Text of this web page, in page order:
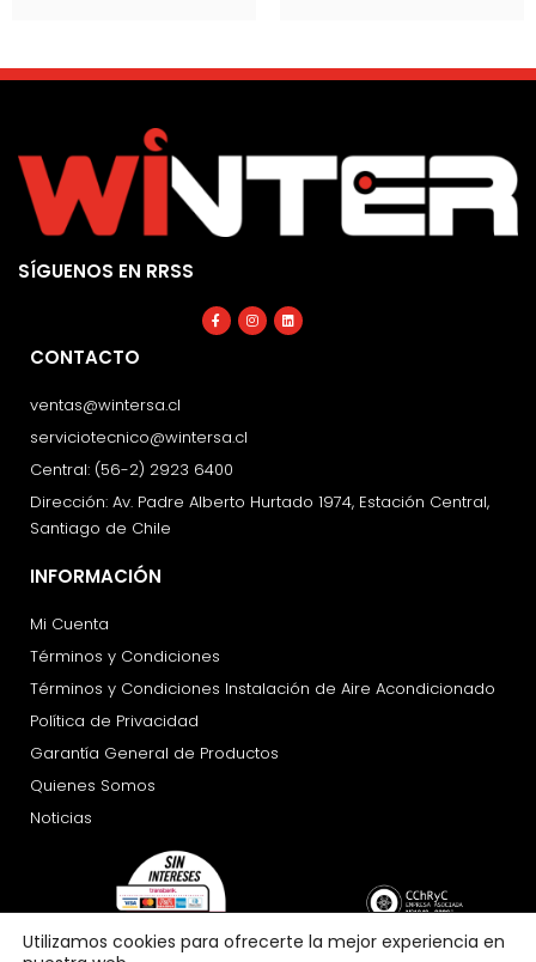
SÍGUENOS EN RRSS
Facebook-
f
Instagram
Linkedin
CONTACTO
ventas@wintersa.cl
serviciotecnico@wintersa.cl
Central: (56-2) 2923 6400
Dirección: Av. Padre Alberto Hurtado 1974, Estación Central,
Santiago de Chile
INFORMACIÓN
Mi Cuenta
Términos y Condiciones
Términos y Condiciones Instalación de Aire Acondicionado
Política de Privacidad
Garantía General de Productos
Quienes Somos
Noticias
Utilizamos cookies para ofrecerte la mejor experiencia en